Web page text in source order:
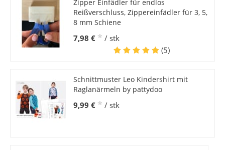
Zipper Einfädler für endlos
Reißverschluss, Zippereinfädler für 3, 5,
8 mm Schiene
7,98 € * / stk
(5)
Schnittmuster Leo Kindershirt mit
Raglanärmeln by pattydoo
9,99 € * / stk